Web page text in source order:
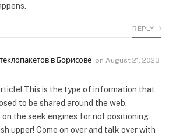
REPLY
в Борисове on August 21, 2023
This is the type of information that
to be shared around the web.
on the seek engines for not positioning
upper! Come on over and talk over with